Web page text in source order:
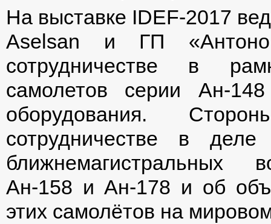
На выставке IDEF-2017
Aselsan и ГП
сотрудничестве в
самолетов серии Ан-148
оборудования.
сотрудничестве в деле
ближнемагистральных
Ан-158 и Ан-178 и об
этих самолётов на